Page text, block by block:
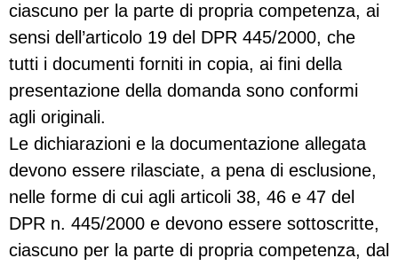
ciascuno per la parte di propria competenza, ai
sensi dell’articolo 19 del DPR 445/2000, che
tutti i documenti forniti in copia, ai fini della
presentazione della domanda sono conformi
agli originali.
Le dichiarazioni e la documentazione allegata
devono essere rilasciate, a pena di esclusione,
nelle forme di cui agli articoli 38, 46 e 47 del
DPR n. 445/2000 e devono essere sottoscritte,
ciascuno per la parte di propria competenza, dal